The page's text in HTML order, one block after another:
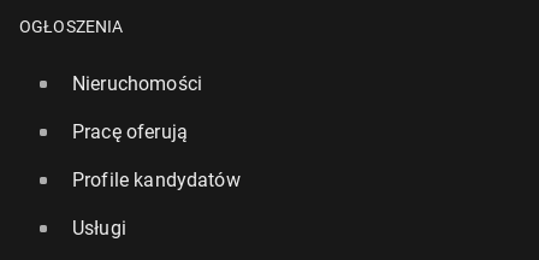
OGŁOSZENIA
Nieruchomości
Pracę oferują
Profile kandydatów
Usługi